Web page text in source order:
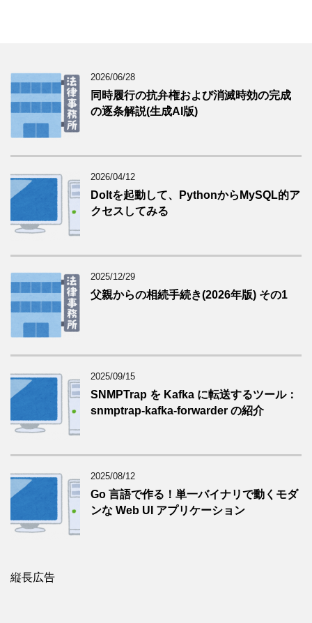
2026/06/28
同時履行の抗弁権および消滅時効の完成
の逐条解説(生成AI版)
2026/04/12
Doltを起動して、PythonからMySQL的ア
クセスしてみる
2025/12/29
父親からの相続手続き(2026年版) その1
2025/09/15
SNMPTrap を Kafka に転送するツール：
snmptrap-kafka-forwarder の紹介
2025/08/12
Go 言語で作る！単一バイナリで動くモダ
ンな Web UI アプリケーション
縦長広告